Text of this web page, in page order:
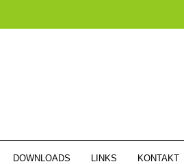
DOWNLOADS LINKS KONTAKT